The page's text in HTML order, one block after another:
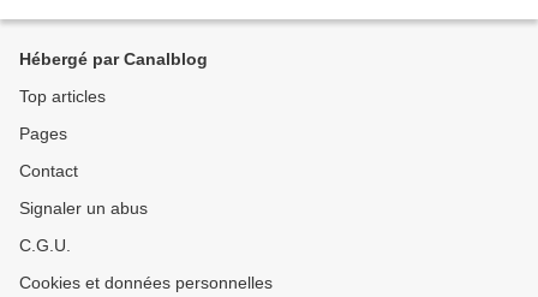
Hébergé par Canalblog
Top articles
Pages
Contact
Signaler un abus
C.G.U.
Cookies et données personnelles